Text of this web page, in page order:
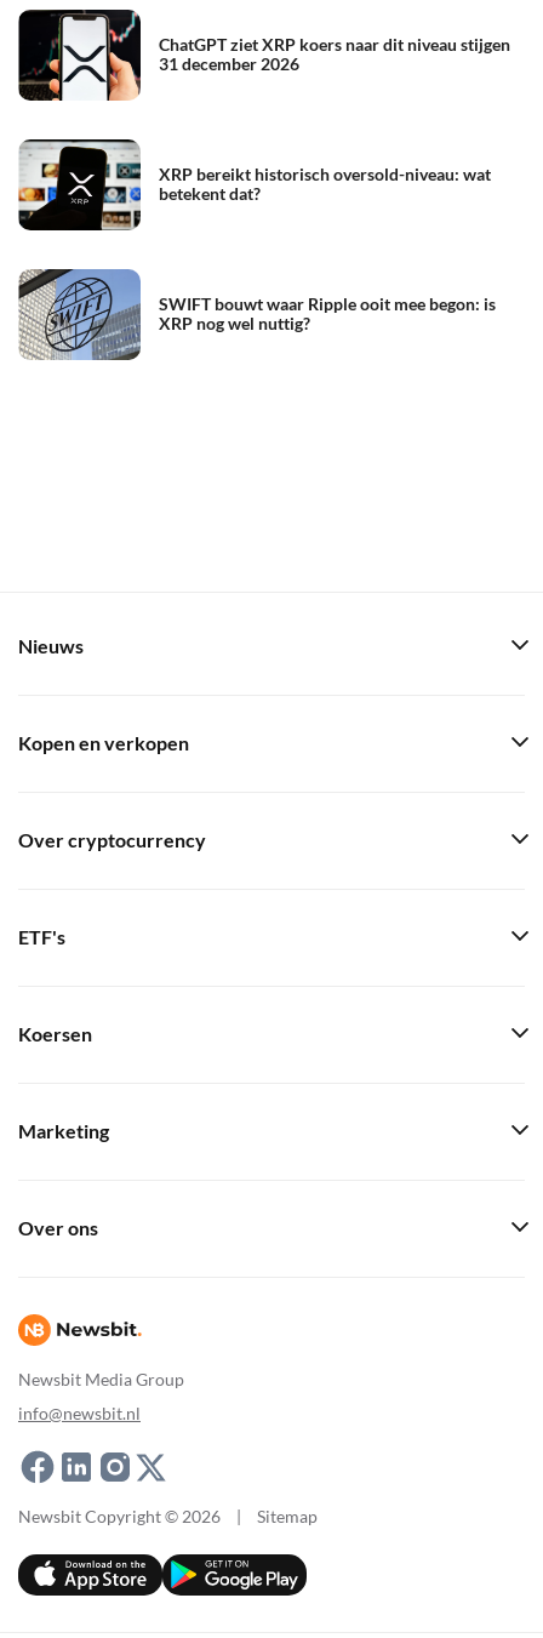
ChatGPT ziet XRP koers naar dit niveau stijgen
31 december 2026
XRP bereikt historisch oversold-niveau: wat
betekent dat?
SWIFT bouwt waar Ripple ooit mee begon: is
XRP nog wel nuttig?
Newsbit Media Group
info@newsbit.nl
Nieuws
Kopen en verkopen
Over cryptocurrency
ETF's
Koersen
Marketing
Over ons
Newsbit Copyright © 2026 | Sitemap